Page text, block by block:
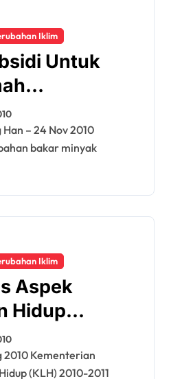
Iklim
Untuk
Kemiskinan
bakar minyak
Iklim
Aspek
Hidup
2011
(KLH) 2010-2011